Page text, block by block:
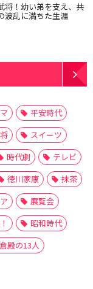
将！幼い弟を支え、共
波乱に満ちた生涯
平安時代
スイーツ
時代劇
テレビ
徳川家康
抹茶
展覧会
昭和時代
殿の13人